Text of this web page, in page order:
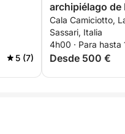
5 (7)
archipiélago de
Cala Camiciotto,
Sassari, Italia
4h00 · Para hasta
Desde 500 €